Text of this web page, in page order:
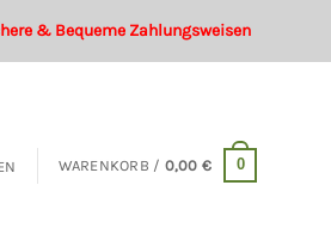
& Bequeme Zahlungsweisen
WARENKORB / 0,00 € 0